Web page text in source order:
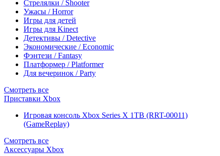
Стрелялки / Shooter
Ужасы / Horror
Игры для детей
Игры для Kinect
Детективы / Detective
Экономические / Economic
Фэнтези / Fantasy
Платформер / Platformer
Для вечеринок / Party
Смотреть все
Приставки Xbox
Игровая консоль Xbox Series X 1TB (RRT-00011)
(GameReplay)
Смотреть все
Аксессуары Xbox